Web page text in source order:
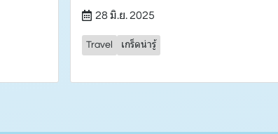
28 มิ.ย. 2025
Travel เกร็ดน่ารู้